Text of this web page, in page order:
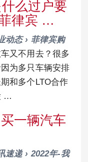
么过户要
律宾 …
态 › 菲律宾购
又不用去？很多
为多只车辆安排
和多个LTO合作
…
一辆汽车
递 › 2022年-我